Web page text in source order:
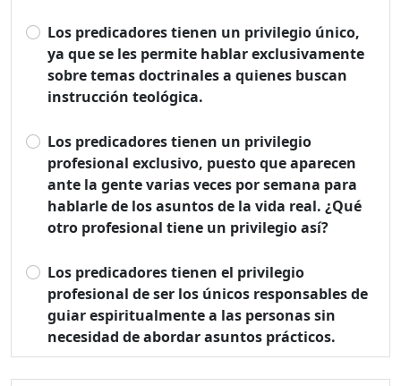
Los predicadores tienen un privilegio único,
ya que se les permite hablar exclusivamente
sobre temas doctrinales a quienes buscan
instrucción teológica.
Los predicadores tienen un privilegio
profesional exclusivo, puesto que aparecen
ante la gente varias veces por semana para
hablarle de los asuntos de la vida real. ¿Qué
otro profesional tiene un privilegio así?
Los predicadores tienen el privilegio
profesional de ser los únicos responsables de
guiar espiritualmente a las personas sin
necesidad de abordar asuntos prácticos.